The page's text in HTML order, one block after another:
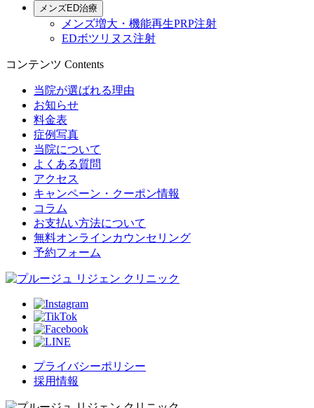
メンズED治療
メンズ増大・機能再生PRP注射
EDボツリヌス注射
コンテンツ Contents
当院が選ばれる理由
お知らせ
料金表
症例写真
当院について
よくある質問
アクセス
キャンペーン・クーポン情報
コラム
お支払い方法について
無料オンラインカウンセリング
予約フォーム
プライバシーポリシー
採用情報